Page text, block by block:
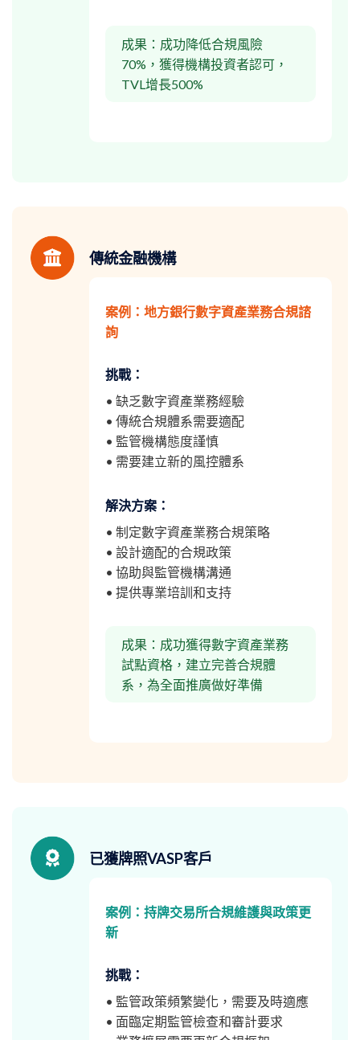
成果：成功降低合規風險
70%，獲得機構投資者認可，
TVL增長500%
傳統金融機構
案例：地方銀行數字資產業務合規諮
詢
挑戰：
• 缺乏數字資產業務經驗
• 傳統合規體系需要適配
• 監管機構態度謹慎
• 需要建立新的風控體系
解決方案：
• 制定數字資產業務合規策略
• 設計適配的合規政策
• 協助與監管機構溝通
• 提供專業培訓和支持
成果：成功獲得數字資產業務
試點資格，建立完善合規體
系，為全面推廣做好準備
已獲牌照VASP客戶
案例：持牌交易所合規維護與政策更
新
挑戰：
• 監管政策頻繁變化，需要及時適應
• 面臨定期監管檢查和審計要求